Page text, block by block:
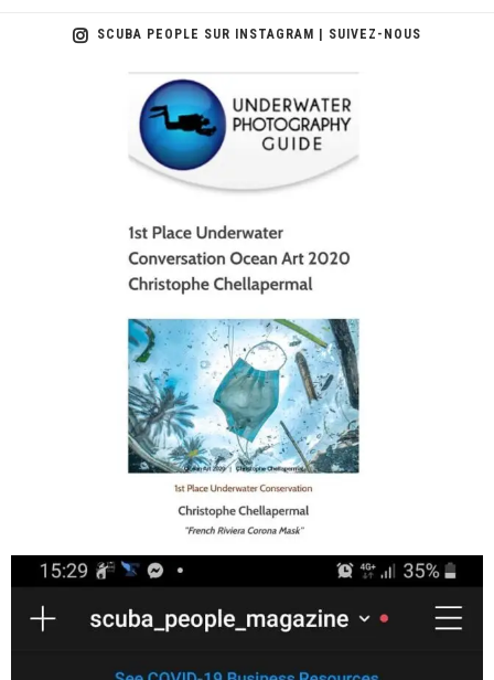
SCUBA PEOPLE SUR INSTAGRAM | SUIVEZ-NOUS
scuba_people_magazine
scuba_people_magazine